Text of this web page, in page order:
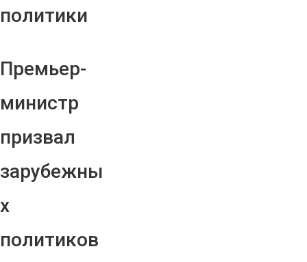
политики
Премьер-
министр
призвал
зарубежны
х
политиков